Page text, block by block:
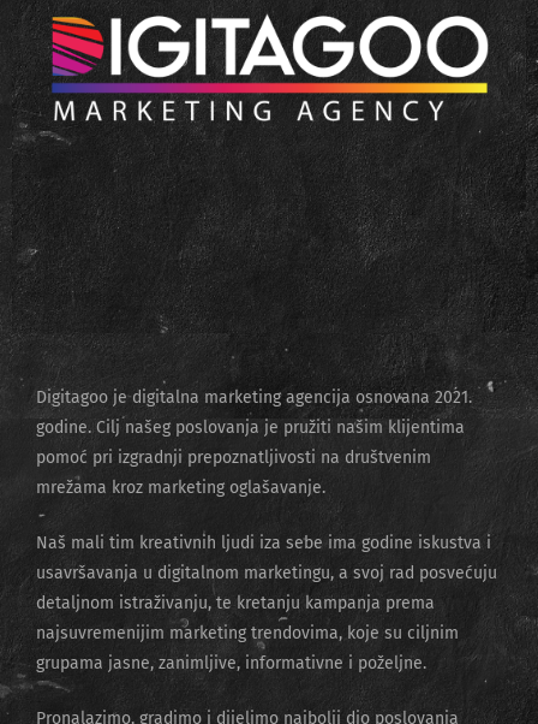
Digitagoo je digitalna marketing agencija osnovana 2021.
godine. Cilj našeg poslovanja je pružiti našim klijentima
pomoć pri izgradnji prepoznatljivosti na društvenim
mrežama kroz marketing oglašavanje.
Naš mali tim kreativnih ljudi iza sebe ima godine iskustva i
usavršavanja u digitalnom marketingu, a svoj rad posvećuju
detaljnom istraživanju, te kretanju kampanja prema
najsuvremenijim marketing trendovima, koje su ciljnim
grupama jasne, zanimljive, informativne i poželjne.
Pronalazimo, gradimo i dijelimo najbolji dio poslovanja